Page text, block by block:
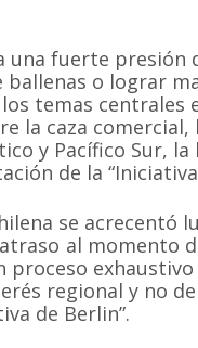
una fuerte presión
o lograr
temas centrales
la caza comercial,
y Pacífico Sur,
de la
se acrecentó
al momento
regional y no
de Berlin”.